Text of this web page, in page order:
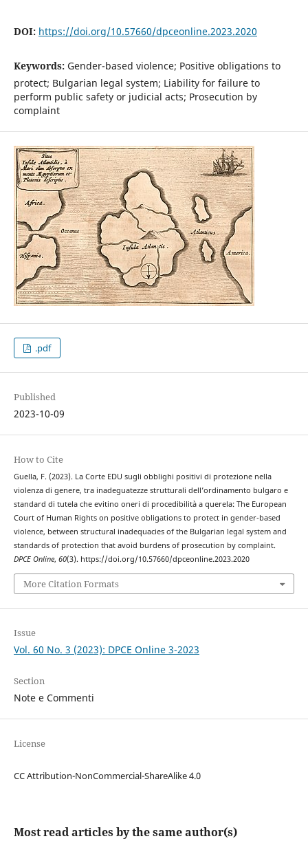
DOI: https://doi.org/10.57660/dpceonline.2023.2020
Keywords: Gender-based violence; Positive obligations to
protect; Bulgarian legal system; Liability for failure to
perform public safety or judicial acts; Prosecution by
complaint
.pdf
Published
2023-10-09
How to Cite
Guella, F. (2023). La Corte EDU sugli obblighi positivi di protezione nella
violenza di genere, tra inadeguatezze strutturali dell’ordinamento bulgaro e
standard di tutela che evitino oneri di procedibilità a querela: The European
Court of Human Rights on positive obligations to protect in gender-based
violence, between structural inadequacies of the Bulgarian legal system and
standards of protection that avoid burdens of prosecution by complaint.
DPCE Online, 60(3). https://doi.org/10.57660/dpceonline.2023.2020
More Citation Formats
Issue
Vol. 60 No. 3 (2023): DPCE Online 3-2023
Section
Note e Commenti
License
CC Attribution-NonCommercial-ShareAlike 4.0
Most read articles by the same author(s)